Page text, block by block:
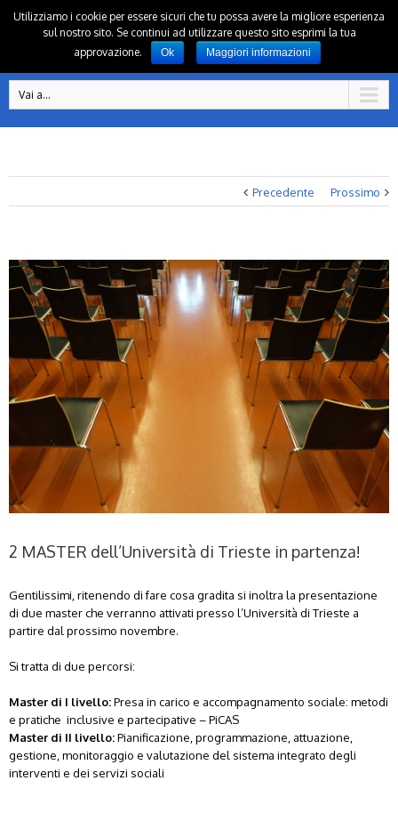
Vai a...
Precedente Prossimo
2 MASTER dell’Università di Trieste in partenza!
Gentilissimi, ritenendo di fare cosa gradita si inoltra la presentazione
di due master che verranno attivati presso l’Università di Trieste a
partire dal prossimo novembre.
Si tratta di due percorsi:
Master di I livello:Presa in carico e accompagnamento sociale: metodi
e pratiche inclusive e partecipative – PiCAS
Master di II livello:Pianificazione, programmazione, attuazione,
gestione, monitoraggio e valutazione del sistema integrato degli
interventi e dei servizi sociali
Utilizziamo i cookie per essere sicuri che tu possa avere la migliore esperienza
sul nostro sito. Se continui ad utilizzare questo sito esprimi la tua
approvazione.
Ok Maggiori informazioni